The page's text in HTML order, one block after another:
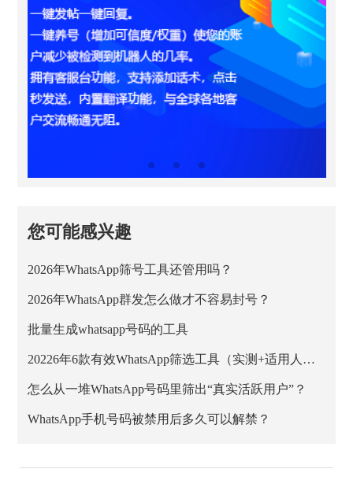
您可能感兴趣
2026年WhatsApp筛号工具还管用吗？
2026年WhatsApp群发怎么做才不容易封号？
批量生成whatsapp号码的工具
20226年6款有效WhatsApp筛选工具（实测+适用人群）
怎么从一堆WhatsApp号码里筛出“真实活跃用户”？
WhatsApp手机号码被禁用后多久可以解禁？